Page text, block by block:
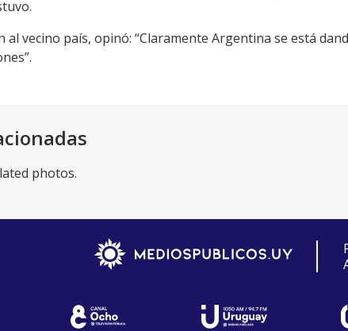
al vecino país, opinó: “Claramente Argentina se está
photos.